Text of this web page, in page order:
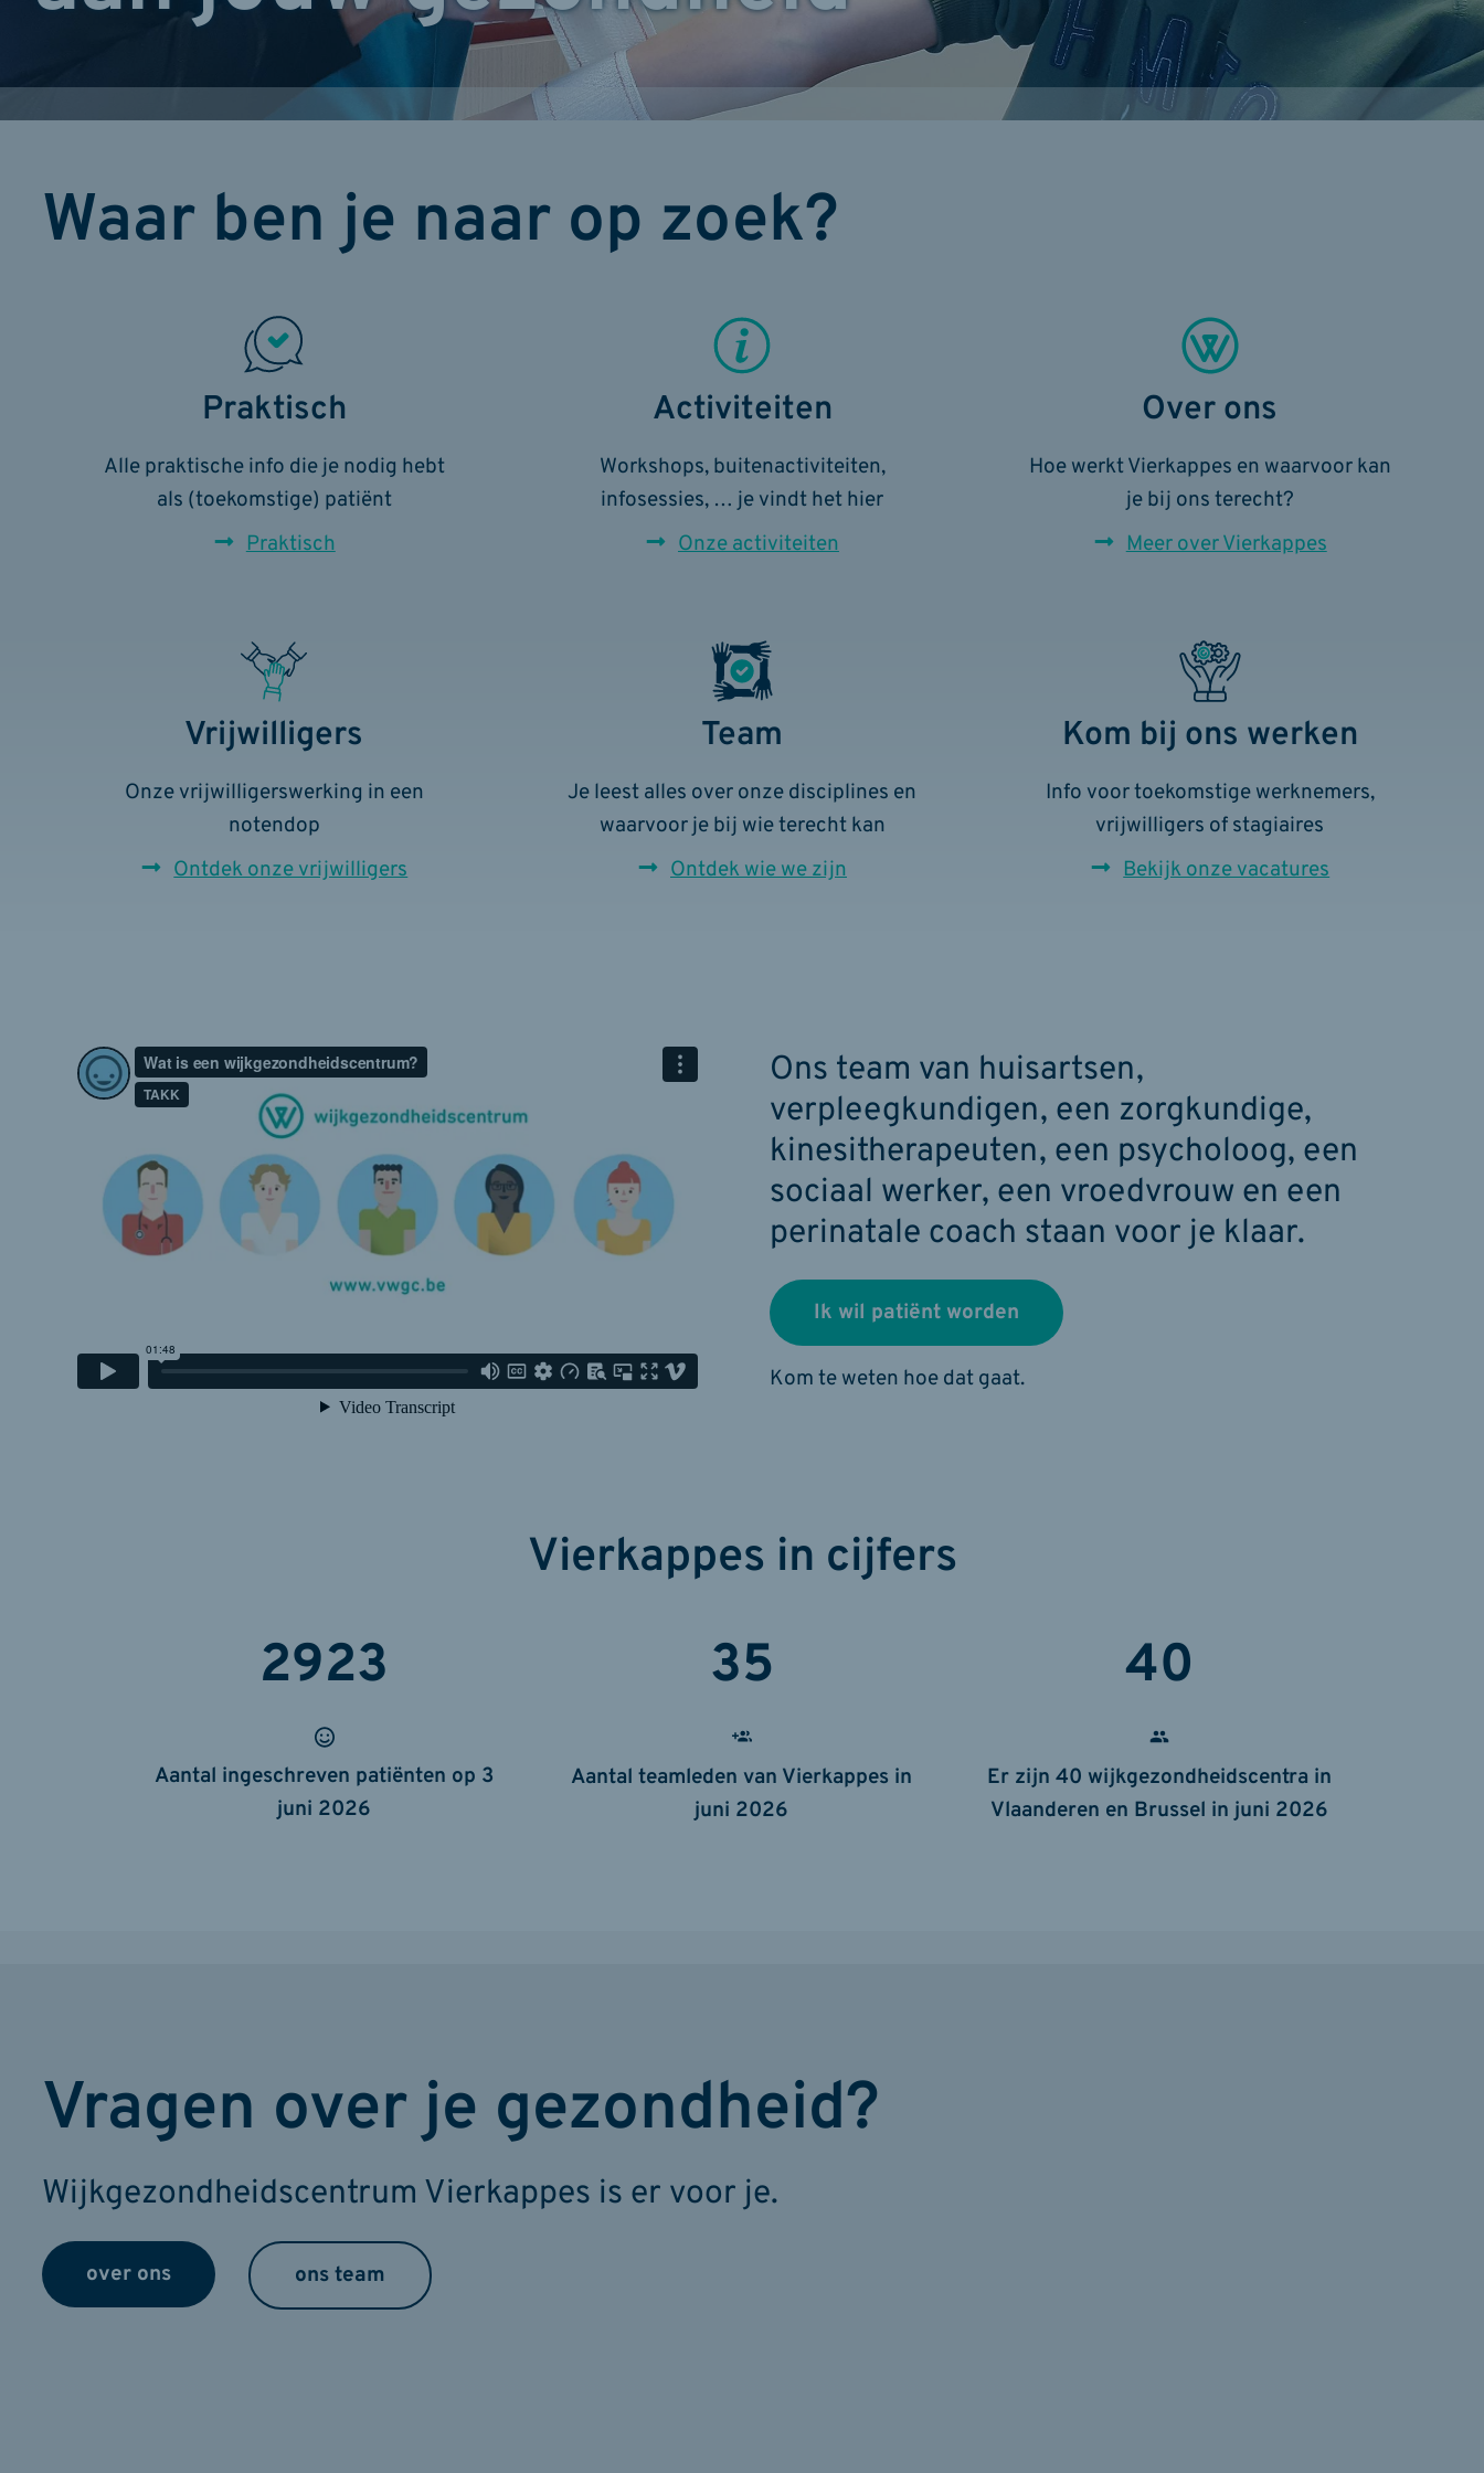
Waar ben je naar op zoek?
Praktisch
Alle praktische info die je nodig hebt
als (toekomstige) patiënt
Praktisch
Activiteiten
Workshops, buitenactiviteiten,
infosessies, … je vindt het hier
Onze activiteiten
Over ons
Hoe werkt Vierkappes en waarvoor kan
je bij ons terecht?
Meer over Vierkappes
Vrijwilligers
Onze vrijwilligerswerking in een
notendop
Ontdek onze vrijwilligers
Team
Je leest alles over onze disciplines en
waarvoor je bij wie terecht kan
Ontdek wie we zijn
Kom bij ons werken
Info voor toekomstige werknemers,
vrijwilligers of stagiaires
Bekijk onze vacatures
Ons team van huisartsen,
verpleegkundigen, een zorgkundige,
kinesitherapeuten, een psycholoog, een
sociaal werker, een vroedvrouw en een
perinatale coach staan voor je klaar.
Ik wil patiënt worden
Kom te weten hoe dat gaat.
Vierkappes in cijfers
2924
Aantal ingeschreven patiënten op 3
juni 2026
35
Aantal teamleden van Vierkappes in
juni 2026
40
Er zijn 40 wijkgezondheidscentra in
Vlaanderen en Brussel in juni 2026
Vragen over je gezondheid?
Wijkgezondheidscentrum Vierkappes is er voor je.
over ons ons team